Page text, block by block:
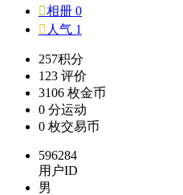
相册 0
 人气 1
257积分
123 评价
3106 枚金币
0 分运动
0 枚交易币
596284
用户ID
男